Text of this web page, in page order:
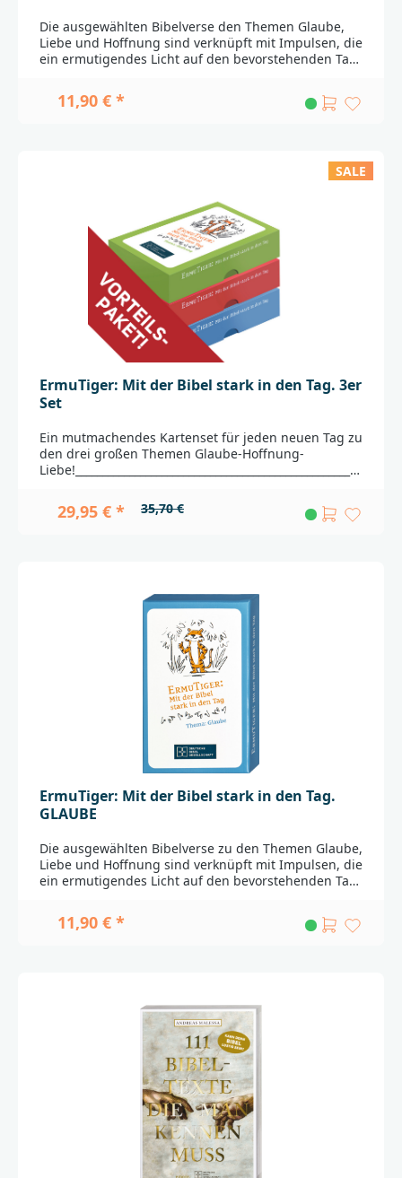
Die ausgewählten Bibelverse den Themen Glaube,
Liebe und Hoffnung sind verknüpft mit Impulsen, die
ein ermutigendes Licht auf den bevorstehenden Tag
Frühstückstisch oder in einem persönlichen Moment
der Stille: Für zwei Minuten innehalten und dadurch
Alltag zusammen mit einem Vers aus der Bibel. So
starten.48 Motivationskarten zum Thema "Liebe",
jeweils mit einem ErmuTIGERmotto auf der
Vorderseite, Bibelzitat, Stellennachweis und einer
stärkenden Ansprache auf der
Rückseite.________________________________________________
_____________Bei Fragen zur Produktsicherheit wenden
Sie sich bitte an:Deutsche BibelgesellschaftBalinger
Str. 31 A70567 Stuttgartproduktsicherheit@dbg.de
11,90 € *
SALE
ErmuTiger: Mit der Bibel stark in den Tag. 3er
Set
Ein mutmachendes Kartenset für jeden neuen Tag zu
den drei großen Themen Glaube-Hoffnung-
Liebe!_____________________________________________________
sich bitte an:Deutsche BibelgesellschaftBalinger Str.
31 A70567 Stuttgartproduktsicherheit@dbg.de
29,95 € * 35,70 €
ErmuTiger: Mit der Bibel stark in den Tag.
GLAUBE
Die ausgewählten Bibelverse zu den Themen Glaube,
Liebe und Hoffnung sind verknüpft mit Impulsen, die
ein ermutigendes Licht auf den bevorstehenden Tag
Frühstückstisch oder allein in einem Moment der
Stille: Die ErmuTIGER-Karten lassen einen Moment
Vorderseite, Bibelzitat, Stellennachweis und einer
stärkenden Ansprache auf der
Rückseite.________________________________________________
_____________Bei Fragen zur Produktsicherheit wenden
Sie sich bitte an:Deutsche BibelgesellschaftBalinger
Str. 31 A70567 Stuttgartproduktsicherheit@dbg.de
11,90 € *